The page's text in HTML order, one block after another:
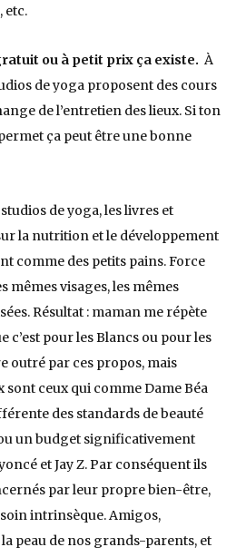
etc.
ou à petit prix ça existe. À
de yoga proposent des cours
de l’entretien des lieux. Si ton
ça peut être une bonne
de yoga, les livres et
la nutrition et le développement
comme des petits pains. Force
mêmes visages, les mêmes
Résultat : maman me répète
c’est pour les Blancs ou pour les
outré par ces propos, mais
ceux qui comme Dame Béa
des standards de beauté
un budget significativement
et Jay Z. Par conséquent ils
par leur propre bien-être,
intrinsèque. Amigos,
peau de nos grands-parents, et